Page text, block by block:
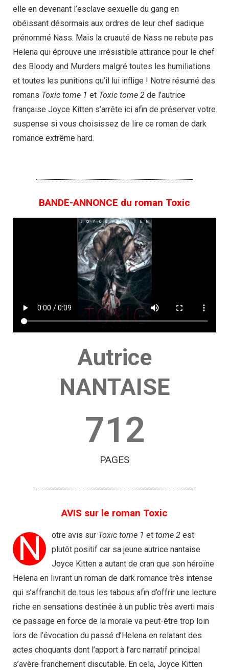
elle en devenant l’esclave sexuelle du gang en
obéissant désormais aux ordres de leur chef sadique
prénommé Nass. Mais la cruauté de Nass ne rebute pas
Helena qui éprouve une irrésistible attirance pour le chef
des Bloody and Murders malgré toutes les humiliations
et toutes les punitions qu’il lui inflige ! Notre résumé des
romans Toxic tome 1 et Toxic tome 2 de l’autrice
française Joyce Kitten s’arrête ici afin de préserver votre
suspense si vous choisissez de lire ce roman de dark
romance extrême hard.
BANDE-ANNONCE du roman Toxic
Autrice
NANTAISE
712
PAGES
AVIS sur le roman Toxic
N otre avis sur Toxic tome 1 et tome 2 est
plutôt positif car sa jeune autrice nantaise
Joyce Kitten a autant de cran que son héroïne
Helena en livrant un roman de dark romance très intense
qui s’affranchit de tous les tabous afin d’offrir une lecture
riche en sensations destinée à un public très averti mais
ce passage en force de la morale va peut-être trop loin
lors de l’évocation du passé d’Helena en relatant des
actes choquants dont l’apport à l’arc narratif principal
s’avère franchement discutable. En cela, Joyce Kitten